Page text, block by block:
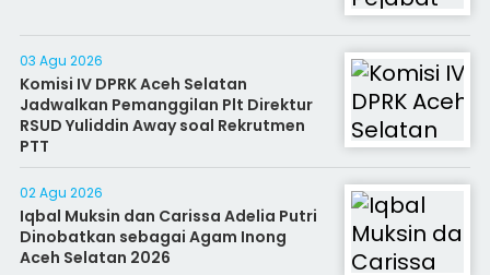
03 Agu 2026
Komisi IV DPRK Aceh Selatan
Jadwalkan Pemanggilan Plt Direktur
RSUD Yuliddin Away soal Rekrutmen
PTT
02 Agu 2026
Iqbal Muksin dan Carissa Adelia Putri
Dinobatkan sebagai Agam Inong
Aceh Selatan 2026